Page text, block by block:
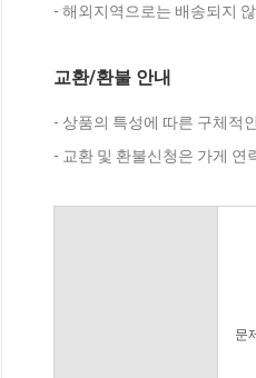
- 해외지역으로는 배송되지
교환/환불 안내
- 상품의 특성에 따른 구체적
- 교환 및 환불신청은 가게 연
문